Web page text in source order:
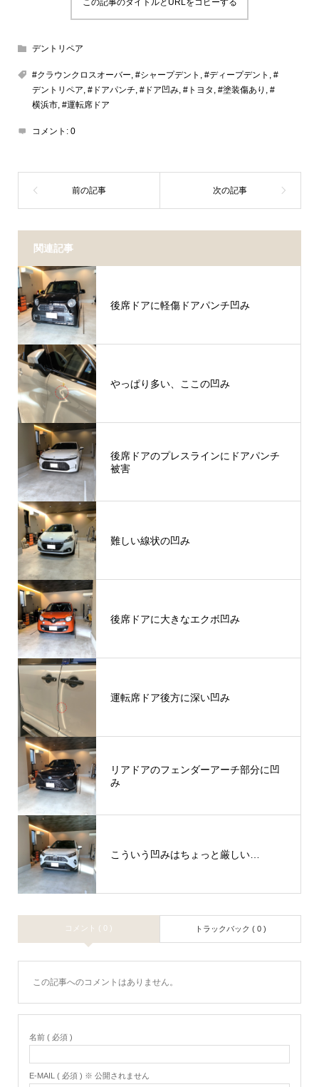
デントリペア
#クラウンクロスオーバー #シャープデント #ディープデント
#
デントリペア #ドアパンチ #ドア凹み, #トヨタ #塗装傷あり
#
横浜市, #運転席ドア
コメント: 0
関連記事
後席ドアに軽傷ドアパンチ凹み
やっぱり多い、ここの凹み
後席ドアのプレスラインにドアパンチ
被害
難しい線状の凹み
後席ドアに大きなエクボ凹み
運転席ドア後方に深い凹み
リアドアのフェンダーアーチ部分に凹
み
こういう凹みはちょっと厳しい…
コメント ( 0 ) トラックバック ( 0 )
この記事へのコメントはありません。
名前 ( 必須 )
E-MAIL ( 必須 ) ※ 公開されません